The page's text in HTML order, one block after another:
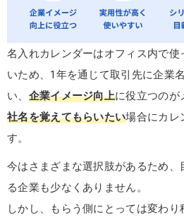
名入れカレンダーはオフィス内で使
いため、1年を通じて取引先に企業
い、 企業イメージ向上に役立つのが
社名を覚えてもらいたい場合にカレ
す。
今はさまざまな選択肢があるため
る企業も少なくありません。
しかし、もらう側にとっては変わ